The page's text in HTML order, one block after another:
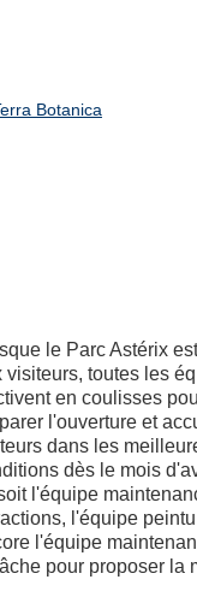
Botanica
le Parc Astérix
visiteurs, toutes les
en coulisses
l'ouverture et
dans les
dès le mois
l'équipe
l'équipe
l'équipe
pour proposer la